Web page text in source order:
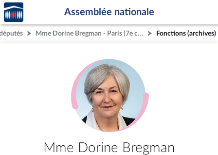
Aller au contenu
Aller en bas de la page
Accèder
à la
page
d'accueil
Assemblée nationale
Mme Dorine Bregman - Paris (7e circonscription) Fonctions (archives)
Mme Dorine Bregman